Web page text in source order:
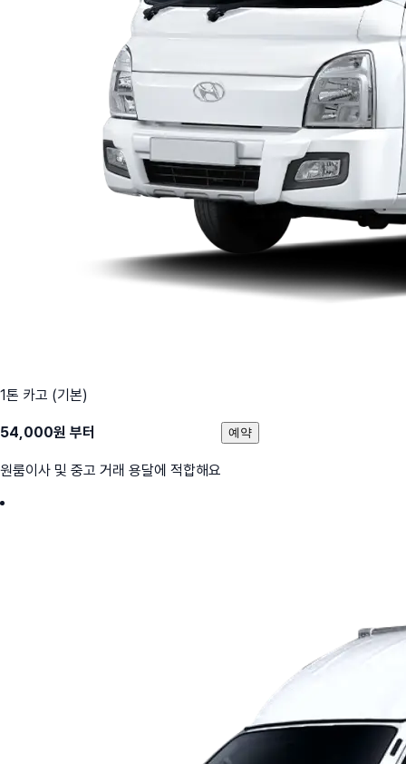
1톤 카고 (기본)
54,000원 부터
원룸이사 및 중고 거래 용달에 적합해요
예약